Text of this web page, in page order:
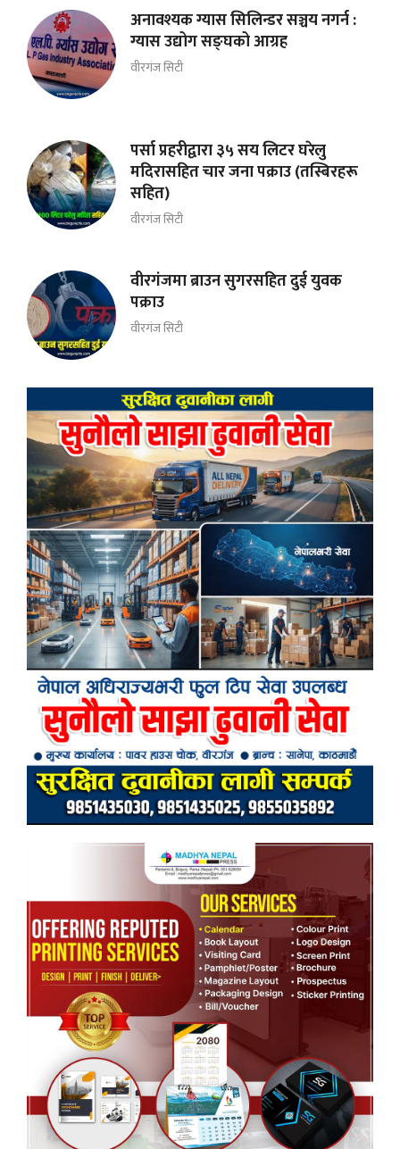
अनावश्यक ग्यास सिलिन्डर सञ्चय नगर्न :
ग्यास उद्योग सङ्घको आग्रह
वीरगंज सिटी
पर्सा प्रहरीद्वारा ३५ सय लिटर घरेलु
मदिरासहित चार जना पक्राउ (तस्बिरहरू
सहित)
वीरगंज सिटी
वीरगंजमा ब्राउन सुगरसहित दुई युवक
पक्राउ
वीरगंज सिटी